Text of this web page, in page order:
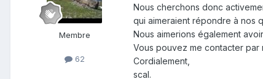
Membre
62
Nous cherchons donc
qui aimeraient répondre à nos
Nous aimerions également
Vous pouvez me contacter par
Cordialement,
scal.